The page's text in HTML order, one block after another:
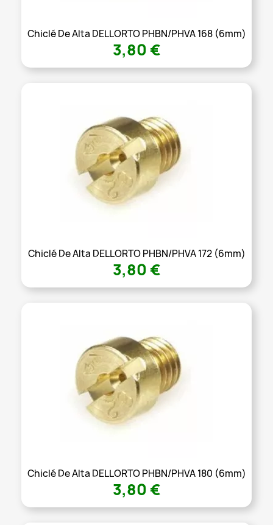
Chiclé De Alta DELLORTO PHBN/PHVA 168 (6mm)
3,80 €
Chiclé De Alta DELLORTO PHBN/PHVA 172 (6mm)
3,80 €
Chiclé De Alta DELLORTO PHBN/PHVA 180 (6mm)
3,80 €